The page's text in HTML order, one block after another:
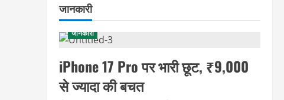
जानकारी
जानकारी
iPhone 17 Pro पर भारी छूट, ₹9,000
से ज्यादा की बचत